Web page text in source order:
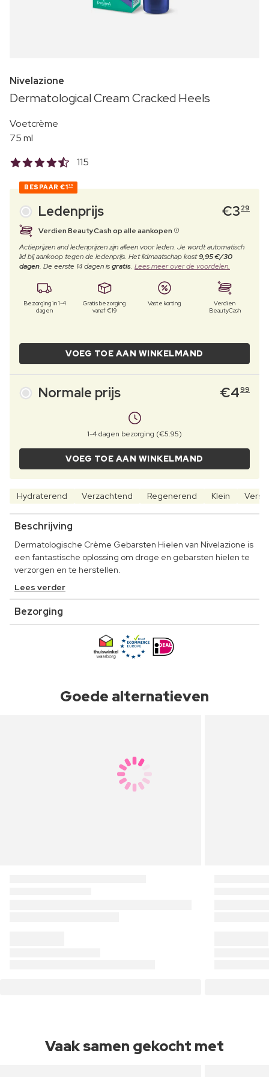
Nivelazione
Dermatological Cream Cracked Heels
Voetcrème
75 ml
115
BESPAAR €170
Ledenprijs €3 29
Verdien BeautyCash op alle aankopen
Actieprijzen and ledenprijzen zijn alleen voor leden. Je wordt automatisch
lid bij aankoop tegen de ledenprijs. Het lidmaatschap kost9,95 €/30
dagen. De eerste 14 dagen isgratis. Lees meer over de voordelen.
Bezorging in 1-4
dagen
Gratis bezorging
vanaf €19
Vaste korting
Verdien
BeautyCash
VOEG TOE AAN WINKELMAND
Normale prijs €499
1-4 dagen bezorging (€5.95)
VOEG TOE AAN WINKELMAND
Hydraterend Verzachtend Regenerend Klein
Beschrijving
Dermatologische Crème Gebarsten Hielen van Nivelazione is
een fantastische oplossing om droge en gebarsten hielen te
verzorgen en te herstellen.
Lees verder
Bezorging
Goede alternatieven
Vaak samen gekocht met